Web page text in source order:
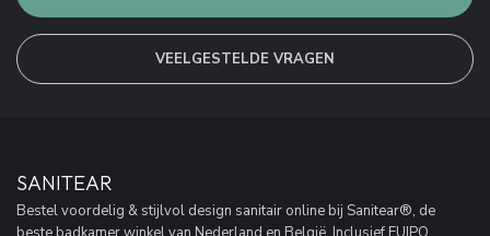
VEELGESTELDE VRAGEN
SANITEAR
Bestel voordelig & stijlvol design sanitair online bij Sanitear®, de